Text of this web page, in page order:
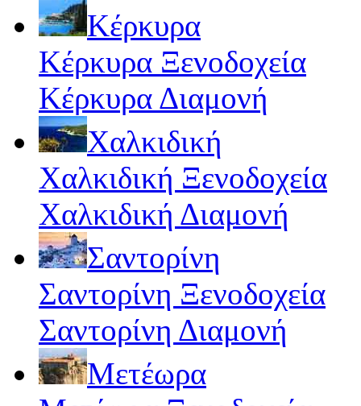
Κέρκυρα
Κέρκυρα Ξενοδοχεία
Κέρκυρα Διαμονή
Χαλκιδική
Χαλκιδική Ξενοδοχεία
Χαλκιδική Διαμονή
Σαντορίνη
Σαντορίνη Ξενοδοχεία
Σαντορίνη Διαμονή
Μετέωρα